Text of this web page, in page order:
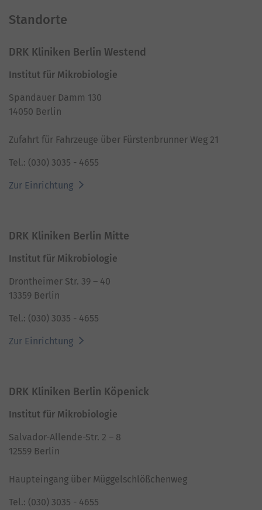
Standorte
DRK Kliniken Berlin Westend
Institut für Mikrobiologie
Spandauer Damm 130
14050 Berlin
Zufahrt für Fahrzeuge über Fürstenbrunner Weg 21
Tel.: (030) 3035 - 4655
Zur Einrichtung
DRK Kliniken Berlin Mitte
Institut für Mikrobiologie
Drontheimer Str. 39 – 40
13359 Berlin
Tel.: (030) 3035 - 4655
Zur Einrichtung
DRK Kliniken Berlin Köpenick
Institut für Mikrobiologie
Salvador-Allende-Str. 2 – 8
12559 Berlin
Haupteingang über Müggelschlößchenweg
Tel.: (030) 3035 - 4655